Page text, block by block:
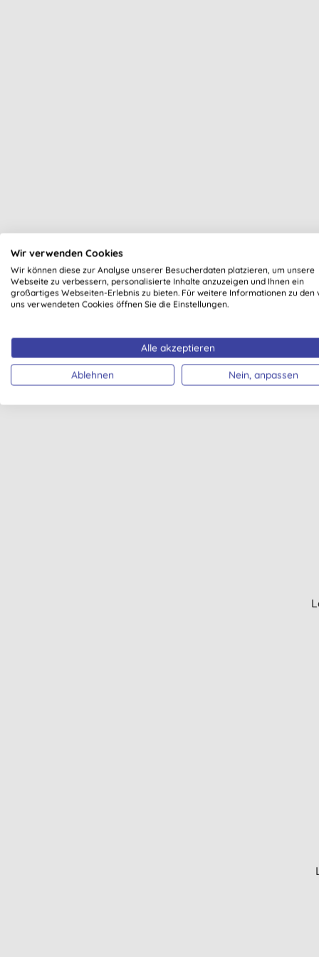
Dr.
Wir verwenden Cookies
Wir können diese zur Analyse unserer Besucherdaten platzieren, um unsere
Webseite zu verbessern, personalisierte Inhalte anzuzeigen und Ihnen ein
großartiges Webseiten-Erlebnis zu bieten. Für weitere Informationen zu den
uns verwendeten Cookies öffnen Sie die Einstellungen.
Alle akzeptieren
Ablehnen Nein, anpassen